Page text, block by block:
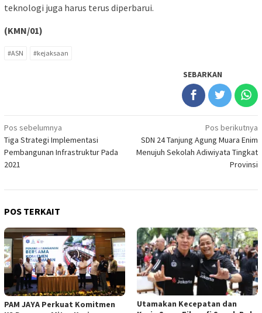
teknologi juga harus terus diperbarui.
(KMN/01)
#ASN #kejaksaan
SEBARKAN
Navigasi
pos
Pos sebelumnya
Tiga Strategi Implementasi
Pembangunan Infrastruktur Pada
2021
Pos berikutnya
SDN 24 Tanjung Agung Muara Enim
Menujuh Sekolah Adiwiyata Tingkat
Provinsi
POS TERKAIT
PAM JAYA Perkuat Komitmen
Utamakan Kecepatan dan